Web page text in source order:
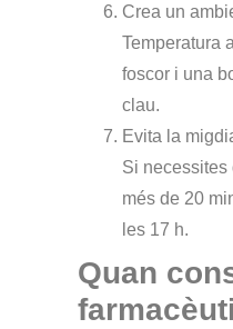
Crea un
Temperatura
foscor i una
clau.
Evita la
Si necessites
més de 20
les 17 h.
Quan